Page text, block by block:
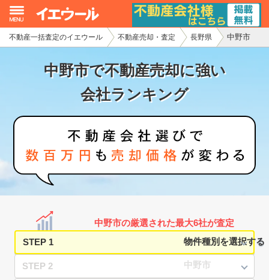
不動産一括査定のイエウール 不動産売却・査定 長野県 中野市
中野市で不動産売却に強い
会社ランキング
中野市の厳選された最大6社が査定
STEP 1
STEP 2
イエウール加盟希望の不動産会社様
初めての方へ
不動産の売却・一括査定
家査定シミュレーター
お問い合わせ